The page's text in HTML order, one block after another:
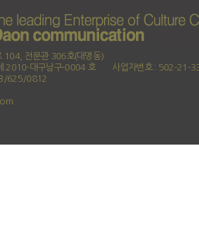
104, 전문관 306호(대명동)
2010-대구남구-0004 호
사업자번호 : 502-21-
625/0812